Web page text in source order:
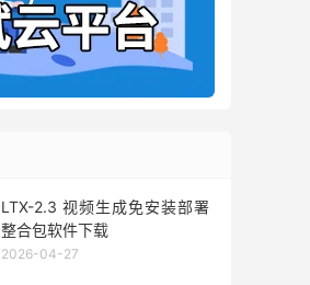
LTX-2.3 视频生成免安装部署
整合包软件下载
2026-04-27